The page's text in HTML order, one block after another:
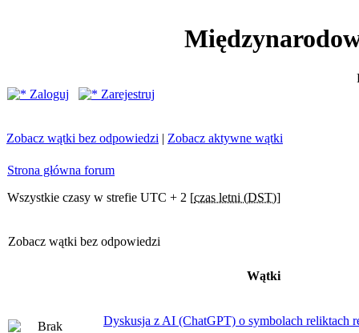
Zaloguj
Zarejestruj
Zobacz wątki bez odpowiedzi | Zobacz aktywne wątki
Strona główna forum
Wszystkie czasy w strefie UTC + 2 [czas letni (DST)]
Zobacz wątki bez odpowiedzi
Wątki
Dyskusja z AI (ChatGPT) o symbolach reliktach